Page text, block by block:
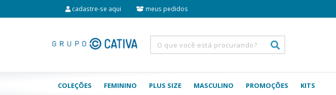
cadastre-se aqui meus pedidos
COLEÇÕES FEMININO PLUS SIZE MASCULINO PROMOÇÕES KITS